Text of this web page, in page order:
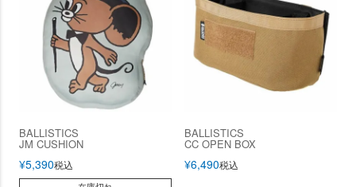
BALLISTICS
JM CUSHION
¥5,390税込
BALLISTICS
CC OPEN BOX
¥6,490税込